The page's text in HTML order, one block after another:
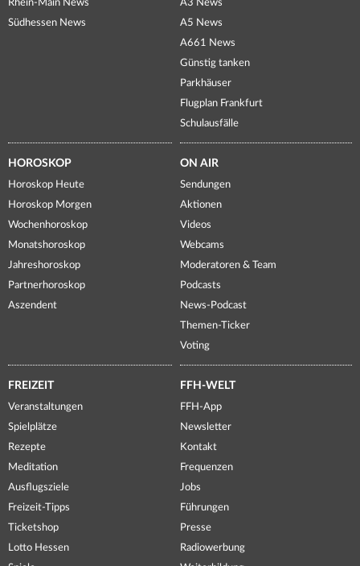
Rhein-Main News
Südhessen News
A3 News
A5 News
A661 News
Günstig tanken
Parkhäuser
Flugplan Frankfurt
Schulausfälle
HOROSKOP
Horoskop Heute
Horoskop Morgen
Wochenhoroskop
Monatshoroskop
Jahreshoroskop
Partnerhoroskop
Aszendent
ON AIR
Sendungen
Aktionen
Videos
Webcams
Moderatoren & Team
Podcasts
News-Podcast
Themen-Ticker
Voting
FREIZEIT
Veranstaltungen
Spielplätze
Rezepte
Meditation
Ausflugsziele
Freizeit-Tipps
Ticketshop
Lotto Hessen
FFH-WELT
FFH-App
Newsletter
Kontakt
Frequenzen
Jobs
Führungen
Presse
Radiowerbung